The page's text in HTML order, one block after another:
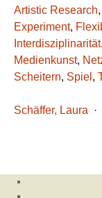
Artistic Research,
Experiment,
Interdisziplinarität,
Medienkunst,
Scheitern, Spiel ,
Schäffer, Laura ·